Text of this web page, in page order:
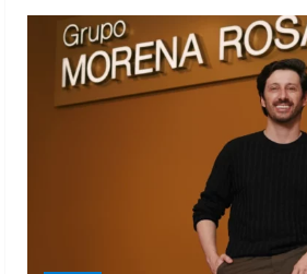
5
3 de agosto de 2026